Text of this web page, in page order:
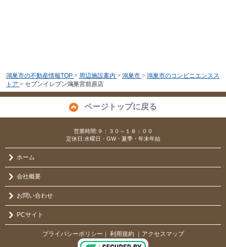
鴻巣市の不動産情報TOP > 周辺施設案内 > 鴻巣市 > 鴻巣市のコンビニエンスス
トア > セブンイレブン鴻巣宮前原店
ページトップに戻る
営業時間:９：３０～１８：００
定休日:水曜日・GW・夏季・年末年始
ホーム
会社概要
お問い合わせ
PCサイト
プライバシーポリシー ｜ 利用規約 ｜アクセスマップ